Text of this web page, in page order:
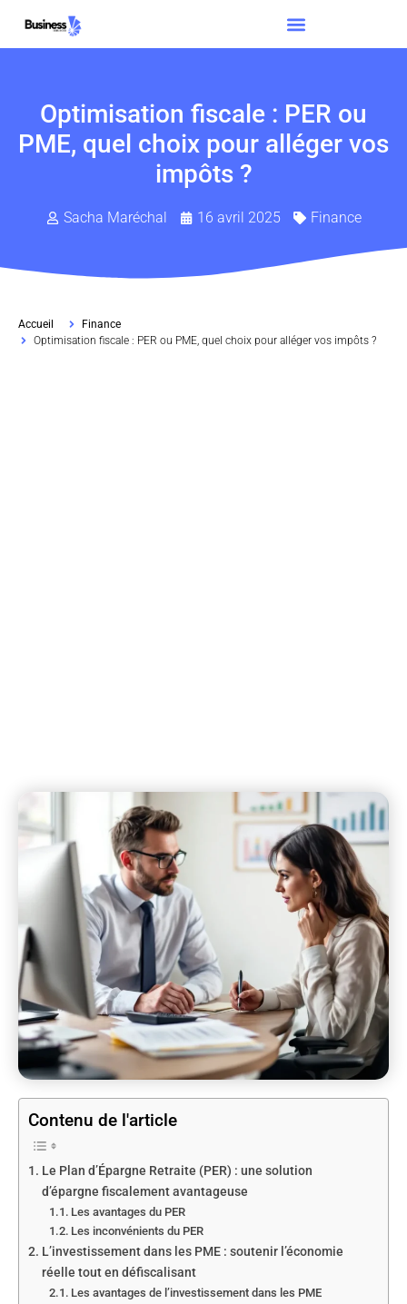
Optimisation fiscale : PER ou
PME, quel choix pour alléger vos
impôts ?
Sacha Maréchal 16 avril 2025 Finance
Accueil
Finance
Optimisation fiscale : PER ou PME, quel choix pour alléger vos impôts ?
Contenu de l'article
Le Plan d’Épargne Retraite (PER) : une solution
d’épargne fiscalement avantageuse
Les avantages du PER
Les inconvénients du PER
L’investissement dans les PME : soutenir l’économie
réelle tout en défiscalisant
Les avantages de l’investissement dans les PME